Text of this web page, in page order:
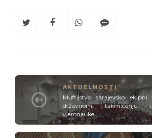
AKTUELNOSTI
Muftijstvo sarajevsko ekipni
državnom takmičenju
vjeronauke